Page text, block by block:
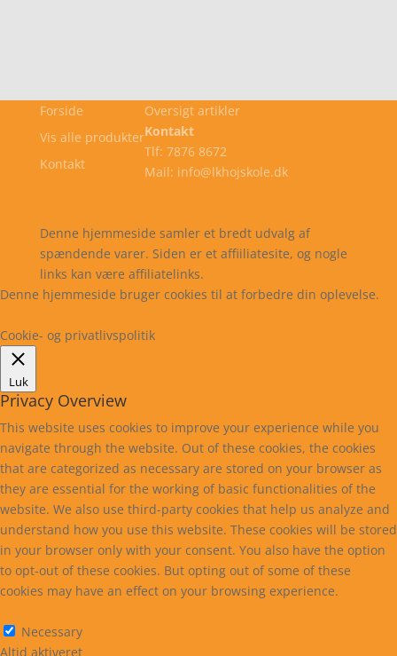
Forside
Vis alle produkter
Kontakt
Oversigt artikler
Kontakt
Tlf: 7876 8672
Mail: info@lkhojskole.dk
Denne hjemmeside samler et bredt udvalg af
spændende varer. Siden er et affiiliatesite, og nogle
links kan være affiliatelinks.
Denne hjemmeside bruger cookies til at forbedre din oplevelse.
Cookie- og privatlivspolitik
Luk
Privacy Overview
This website uses cookies to improve your experience while you
navigate through the website. Out of these cookies, the cookies
that are categorized as necessary are stored on your browser as
they are essential for the working of basic functionalities of the
website. We also use third-party cookies that help us analyze and
understand how you use this website. These cookies will be stored
in your browser only with your consent. You also have the option
to opt-out of these cookies. But opting out of some of these
cookies may have an effect on your browsing experience.
Necessary
Altid aktiveret